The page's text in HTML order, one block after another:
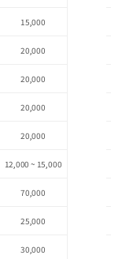
15,000
20,000
20,000
20,000
20,000
12,000 ~ 15,000
70,000
25,000
30,000